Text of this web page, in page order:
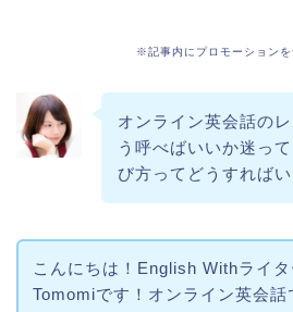
※記事内にプロモーションを
オンライン英会話の
う呼べばいいか迷っ
び方ってどうすれば
こんにちは！English Withライ
Tomomiです！オンライン英会話